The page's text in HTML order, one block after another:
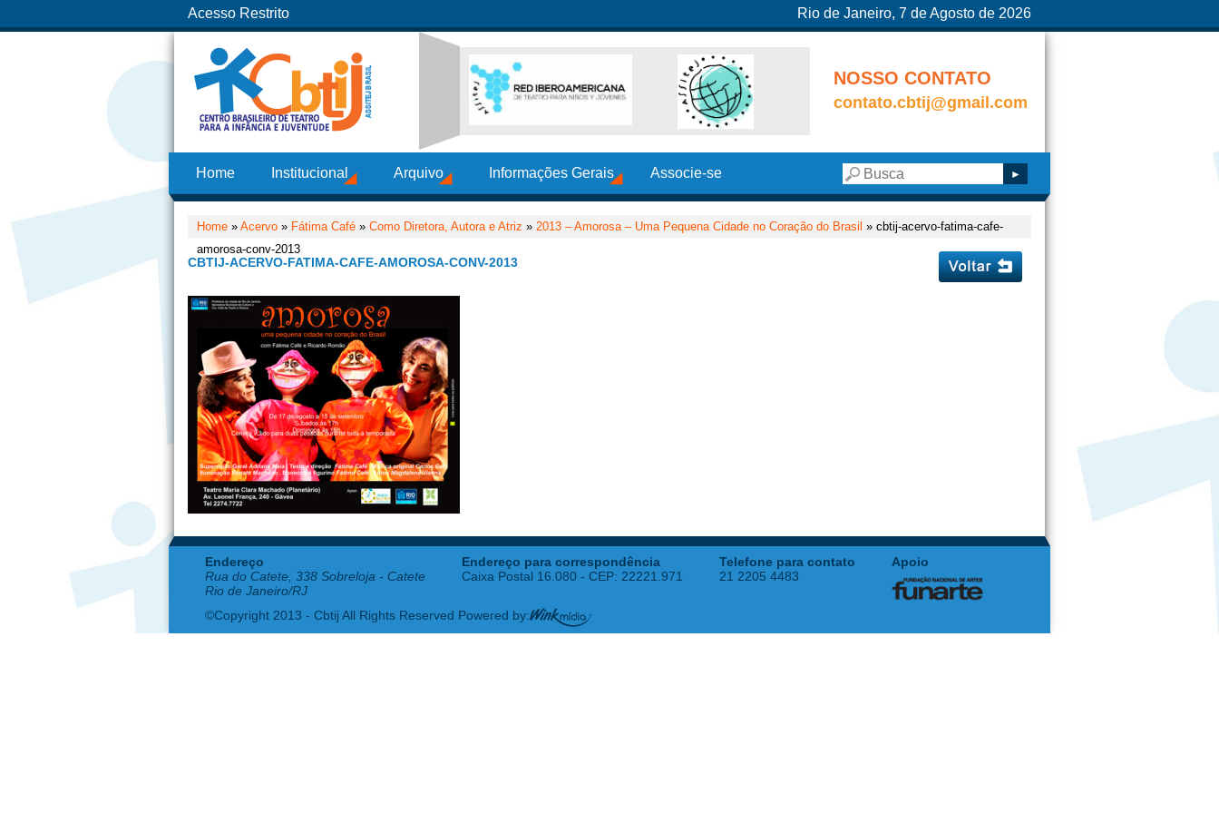
Acesso Restrito Rio de Janeiro, 7 de Agosto de 2026
NOSSO CONTATO
contato.cbtij@gmail.com
Home Institucional Arquivo Informações Gerais Associe-se
Home » Acervo » Fátima Café » Como Diretora, Autora e Atriz » 2013 – Amorosa – Uma Pequena Cidade no Coração do Brasil » cbtij-acervo-fatima-cafe-
amorosa-conv-2013
CBTIJ-ACERVO-FATIMA-CAFE-AMOROSA-CONV-2013
Endereço
Rua do Catete, 338 Sobreloja - Catete
Rio de Janeiro/RJ
Endereço para correspondência
Caixa Postal 16.080 - CEP: 22221.971
Telefone para contato
21 2205 4483
Apoio
©Copyright 2013 - Cbtij All Rights Reserved Powered by: